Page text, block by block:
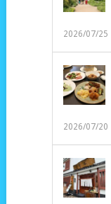
2026/07/25
2026/07/20